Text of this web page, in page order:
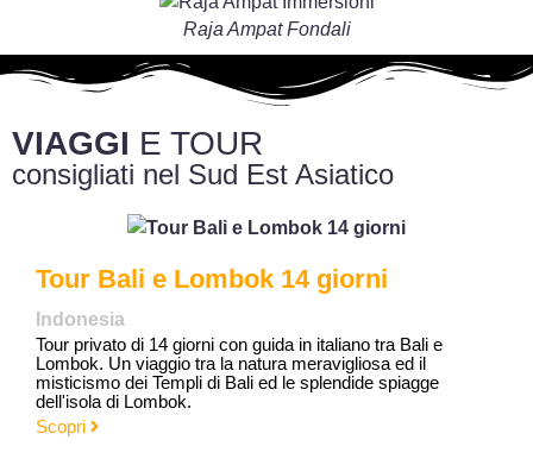
Raja Ampat Fondali
VIAGGI E TOUR
consigliati nel Sud Est Asiatico
Tour Bali e Lombok 14 giorni
Indonesia
Tour privato di 14 giorni con guida in italiano tra Bali e
Lombok. Un viaggio tra la natura meravigliosa ed il
misticismo dei Templi di Bali ed le splendide spiagge
dell'isola di Lombok.
Scopri